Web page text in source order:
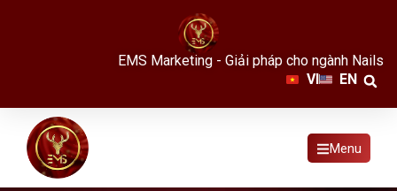
EMS Marketing - Giải pháp cho ngành Nails
VI
EN
Menu